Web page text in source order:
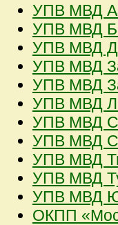
УПВ МВД
УПВ МВД
УПВ МВД
УПВ МВД
УПВ МВД
УПВ МВД
УПВ МВД
УПВ МВД
УПВ МВД
УПВ МВД
УПВ МВД
ОКПП